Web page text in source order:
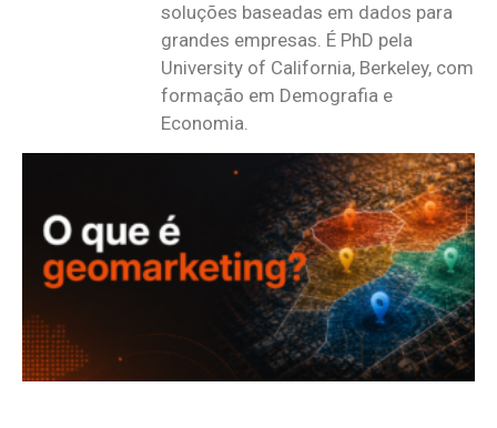
soluções baseadas em dados para
grandes empresas. É PhD pela
University of California, Berkeley, com
formação em Demografia e
Economia.